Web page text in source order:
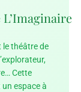
le théâtre de
Cette
espace à